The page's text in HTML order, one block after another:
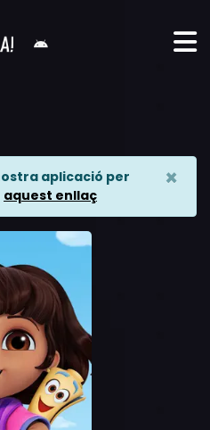
aplicació per
aquest enllaç
×